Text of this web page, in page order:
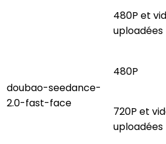
doubao-seedance-
2.0-fast-face
480P et
uploadées
480P
720P et
uploadées